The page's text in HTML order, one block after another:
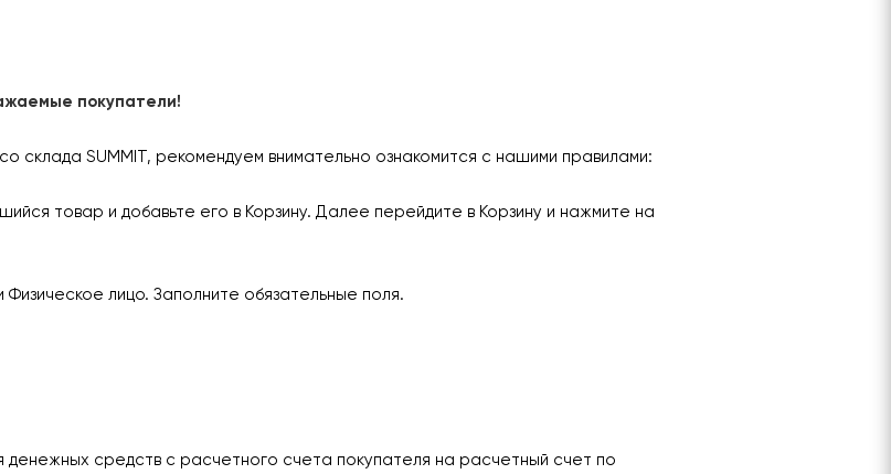
покупатели!
склада SUMMIT, рекомендуем внимательно ознакомится с нашими правилами:
товар и добавьте его в Корзину. Далее перейдите в Корзину и нажмите на
лицо. Заполните обязательные поля.
средств с расчетного счета покупателя на расчетный счет по